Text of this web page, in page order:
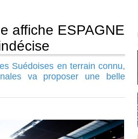
affiche ESPAGNE
Suédoises en terrain connu,
va proposer une belle